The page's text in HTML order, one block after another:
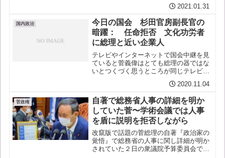
2021.01.31
国内政治
今日の国会 杉田官房副長官の
暗躍： 任命拒否 文化功労者
に総理と近い企業人
テレビやインターネットで国会中継を見
ていると菅義偉はとても総理の器ではな
いとつくづく思うところが同じテレビで
は特にNHKがひどいが実際の質疑の状況
と全く違う。国会中継を見ることのでき
ない人に実際の様子を少...
2020.11.04
菅政権
自著で総務省人事の詳細を明か
していた菅〜学術会議では人事
を盾に説明を拒否しながら
改竄版で話題の菅総理の自著『政治家の
覚悟』で総務省の人事に関し詳細が明か
されていた２日の衆議院予算委員会で立